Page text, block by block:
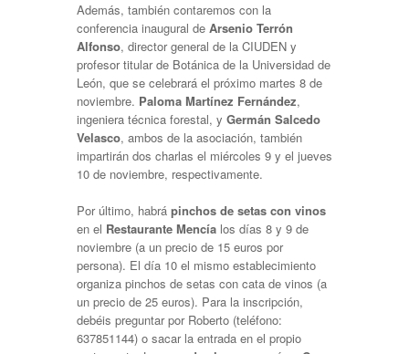
Además, también contaremos con la
conferencia inaugural de Arsenio Terrón
Alfonso, director general de la CIUDEN y
profesor titular de Botánica de la Universidad de
León, que se celebrará el próximo martes 8 de
noviembre. Paloma Martínez Fernández,
ingeniera técnica forestal, y Germán Salcedo
Velasco, ambos de la asociación, también
impartirán dos charlas el miércoles 9 y el jueves
10 de noviembre, respectivamente.
Por último, habrá pinchos de setas con vinos
en el Restaurante Mencía los días 8 y 9 de
noviembre (a un precio de 15 euros por
persona). El día 10 el mismo establecimiento
organiza pinchos de setas con cata de vinos (a
un precio de 25 euros). Para la inscripción,
debéis preguntar por Roberto (teléfono:
637851144) o sacar la entrada en el propio